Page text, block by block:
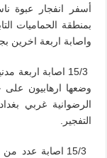
أسفر انفجار عبوة
بمنطقة الحماميات
واصابة اربعة اخرين
15/3 اصابة
وضعها ارهابيون
الرضوانية غربي
التفجير.
15/3 اصابة